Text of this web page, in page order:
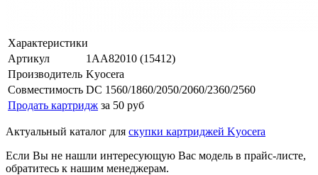
Характеристики
Артикул
1AA82010 (15412)
Производитель Kyocera
Совместимость DC 1560/1860/2050/2060/2360/2560
Продать картридж за 50 руб
Актуальный каталог для скупки картриджей Kyocera
Если Вы не нашли интересующую Вас модель в прайс-листе,
обратитесь к нашим менеджерам.